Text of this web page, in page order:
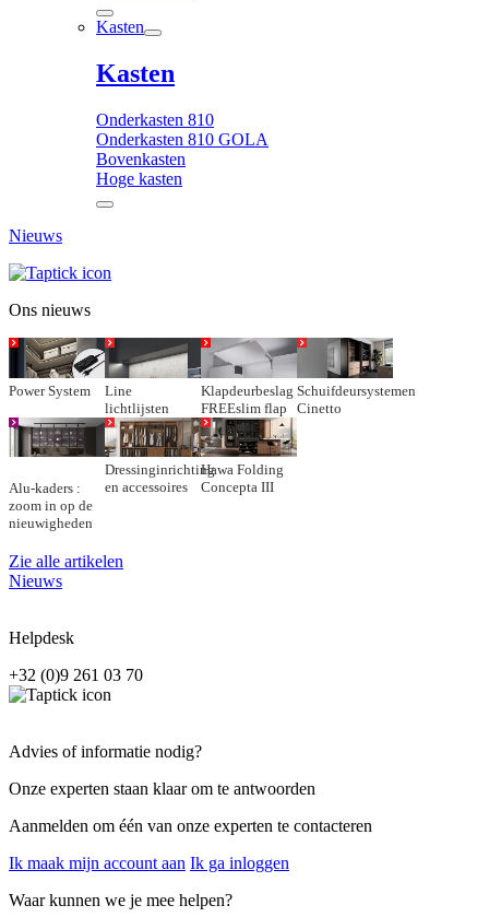
Kasten
Kasten
Onderkasten 810
Onderkasten 810 GOLA
Bovenkasten
Hoge kasten
Nieuws
Ons nieuws
Power System
Line
lichtlijsten
Klapdeurbeslag
FREEslim flap
Schuifdeursystemen
Cinetto
Alu-kaders :
zoom in op de
nieuwigheden
Dressinginrichting
en accessoires
Hawa Folding
Concepta III
Zie alle artikelen
Nieuws
Helpdesk
+32 (0)9 261 03 70
Advies of informatie nodig?
Onze experten staan klaar om te antwoorden
Aanmelden om één van onze experten te contacteren
Ik maak mijn account aan Ik ga inloggen
Waar kunnen we je mee helpen?